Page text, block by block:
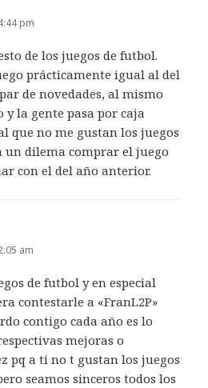
pm
de los juegos de futbol.
prácticamente igual al del
de novedades, al mismo
y la gente pasa por caja
que no me gustan los juegos
un dilema comprar el juego
con el del año anterior.
am
de futbol y en especial
contestarle a «FranL2P»
contigo cada año es lo
mejoras o
pq a ti no t gustan los juegos
seamos sinceros todos los